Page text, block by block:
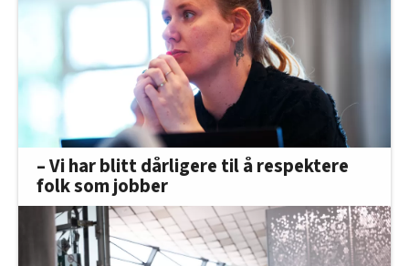
– Vi har blitt dårligere til å respektere
folk som jobber